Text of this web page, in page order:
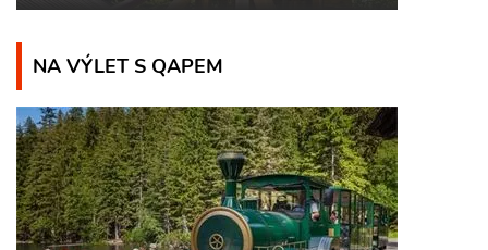
NA VÝLET S QAPEM